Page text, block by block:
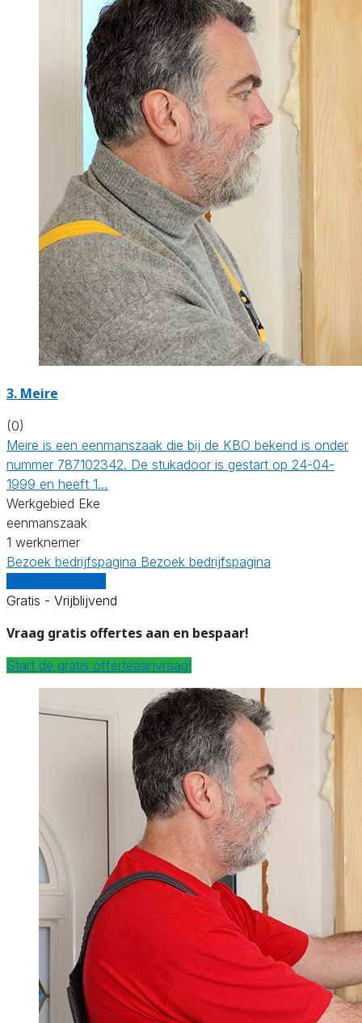
3. Meire
(0)
Meire is een eenmanszaak die bij de KBO bekend is onder
nummer 787102342. De stukadoor is gestart op 24-04-
1999 en heeft 1…
Werkgebied Eke
eenmanszaak
1 werknemer
Bezoek bedrijfspagina Bezoek bedrijfspagina
Gratis - Vrijblijvend
Vraag gratis offertes aan en bespaar!
Start de gratis offerteaanvraag!